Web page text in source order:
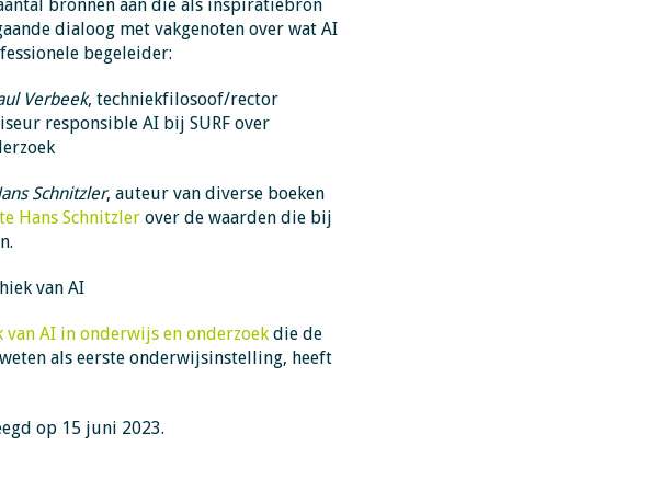
bronnen aan die als inspiratiebron
dialoog met vakgenoten over wat AI
begeleider:
Verbeek, techniekfilosoof/rector
responsible AI bij SURF over
Schnitzler, auteur van diverse boeken
Hans Schnitzlerover de waarden die bij
van AI
AI in onderwijs en onderzoekdie de
als eerste onderwijsinstelling, heeft
op 15 juni 2023.